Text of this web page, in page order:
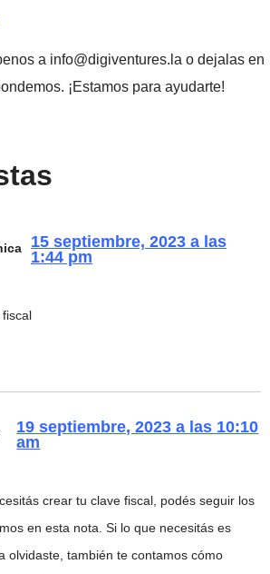
a info@digiventures.la o dejalas en
¡Estamos para ayudarte!
15 septiembre, 2023 a las
1:44 pm
19 septiembre, 2023 a las 10:10
am
crear tu clave fiscal, podés seguir los
en esta nota. Si lo que necesitás es
olvidaste, también te contamos cómo